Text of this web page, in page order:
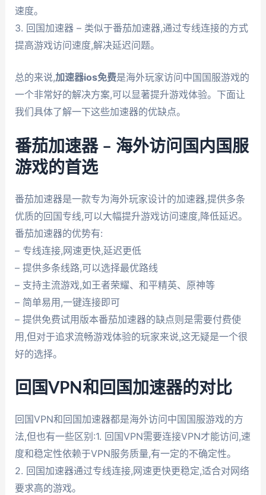
速度。
3. 回国加速器 – 类似于番茄加速器,通过专线连接的方式
提高游戏访问速度,解决延迟问题。
总的来说,加速器ios免费是海外玩家访问中国国服游戏的
一个非常好的解决方案,可以显著提升游戏体验。下面让
我们具体了解一下这些加速器的优缺点。
番茄加速器 – 海外访问国内国服
游戏的首选
番茄加速器是一款专为海外玩家设计的加速器,提供多条
优质的回国专线,可以大幅提升游戏访问速度,降低延迟。
番茄加速器的优势有:
– 专线连接,网速更快,延迟更低
– 提供多条线路,可以选择最优路线
– 支持主流游戏,如王者荣耀、和平精英、原神等
– 简单易用,一键连接即可
– 提供免费试用版本番茄加速器的缺点则是需要付费使
用,但对于追求流畅游戏体验的玩家来说,这无疑是一个很
好的选择。
回国VPN和回国加速器的对比
回国VPN和回国加速器都是海外访问中国国服游戏的方
法,但也有一些区别:1. 回国VPN需要连接VPN才能访问,速
度和稳定性依赖于VPN服务质量,有一定的不确定性。
2. 回国加速器通过专线连接,网速更快更稳定,适合对网络
要求高的游戏。